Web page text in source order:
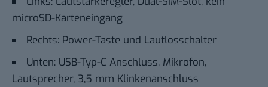
microSD-Karteneingang
Rechts: Power-Taste und Lautlosschalter
Unten: USB-Typ-C Anschluss, Mikrofon,
Lautsprecher, 3,5 mm Klinkenanschluss